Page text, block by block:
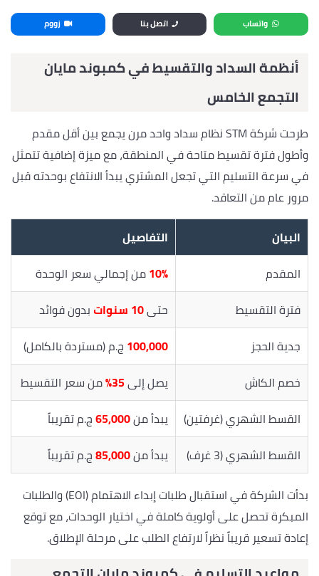
واتساب اتصل بنا زووم
أنظمة السداد والتقسيط في كمبوند مايان
التجمع الخامس
طرحت شركة STM نظام سداد واحد مرن يجمع بين أقل مقدم
وأطول فترة تقسيط متاحة في المنطقة، مع ميزة إضافية تتمثل
في سرعة التسليم التي تجعل المشتري يبدأ الانتفاع بوحدته قبل
مرور عام من التعاقد.
البيان
التفاصيل
المقدم
10%من إجمالي سعر الوحدة
فترة التقسيط
حتى10 سنوات
بدون فوائد
جدية الحجز
100,000 ج.م (مستردة بالكامل)
خصم الكاش
يصل إلى35% من سعر التقسيط
القسط الشهري (غرفتين)
يبدأ من65,000ج.م تقريباً
القسط الشهري (3 غرف)
يبدأ من85,000ج.م تقريباً
بدأت الشركة في استقبال طلبات إبداء الاهتمام (EOI) والطلبات
المبكرة تحصل على أولوية كاملة في اختيار الوحدات، مع توقع
إعادة تسعير قريباً نظراً لارتفاع الطلب على مرحلة الإطلاق.